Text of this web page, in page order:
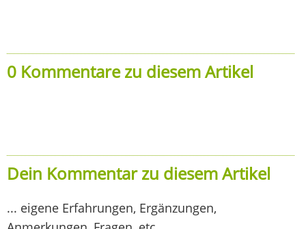
0 Kommentare zu diesem Artikel
Dein Kommentar zu diesem Artikel
... eigene Erfahrungen, Ergänzungen,